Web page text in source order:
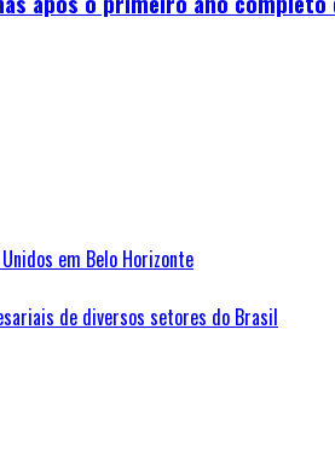
em Belo Horizonte
de diversos setores do Brasil